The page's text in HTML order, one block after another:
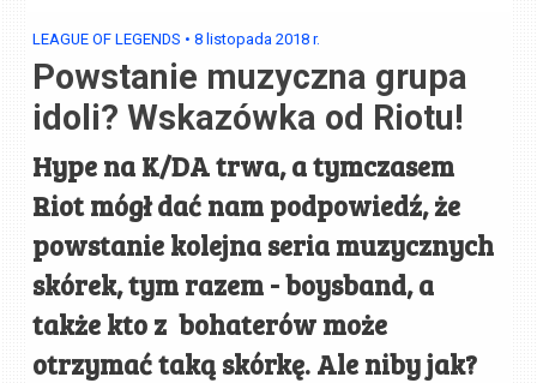
LEAGUE OF LEGENDS •8 listopada 2018 r.
Powstanie muzyczna grupa
idoli? Wskazówka od Riotu!
Hype na K/DA trwa, a tymczasem
Riot mógł dać nam podpowiedź, że
powstanie kolejna seria muzycznych
skórek, tym razem - boysband, a
także kto z bohaterów może
otrzymać taką skórkę. Ale niby jak?